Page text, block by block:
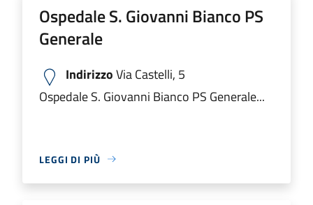
Ospedale S. Giovanni Bianco PS
Generale
IndirizzoVia Castelli, 5
Ospedale S. Giovanni Bianco PS Generale...
LEGGI DI PIÙ